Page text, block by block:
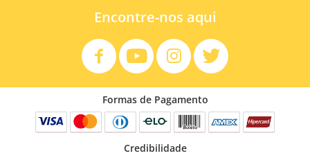
Encontre-nos aqui
Formas de Pagamento
Credibilidade